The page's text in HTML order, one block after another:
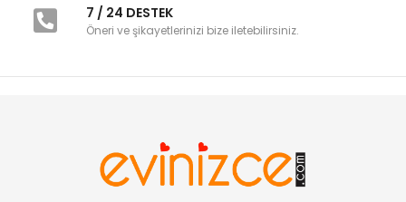
7 / 24 DESTEK
Öneri ve şikayetlerinizi bize iletebilirsiniz.